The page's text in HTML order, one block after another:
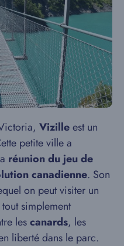
Vizilleest un
petite ville a
réunion du jeu de
canadienne. Son
on peut visiter un
simplement
lescanards, les
liberté dans le parc.